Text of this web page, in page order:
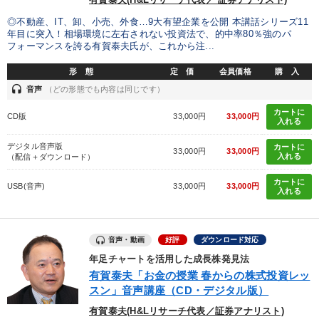
◎不動産、IT、卸、小売、外食…9大有望企業を公開 本講話シリーズ11
年目に突入！相場環境に左右されない投資法で、的中率80％強のパ
フォーマンスを誇る有賀泰夫氏が、これから注...
形 態 定 価 会員価格 購 入
headset 音声 （どの形態でも内容は同じです）
CD版 33,000円 33,000円
カートに
入れる
デジタル音声版
（配信＋ダウンロード）
33,000円 33,000円
カートに
入れる
USB(音声) 33,000円 33,000円
カートに
入れる
音声・動画 好評 ダウンロード対応
年足チャートを活用した成長株発見法
有賀泰夫「お金の授業 春からの株式投資レッ
スン」音声講座（CD・デジタル版）
有賀泰夫(H&Lリサーチ代表／証券アナリスト)